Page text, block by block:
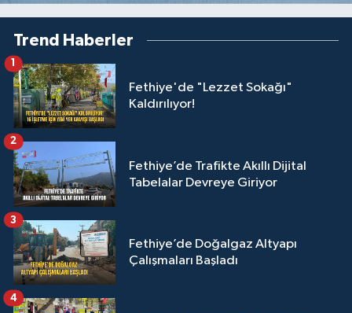
Trend Haberler
Fethiye'de "Lezzet Sokağı"
Kaldırılıyor!
Fethiye’de Trafikte Akıllı Dijital
Tabelalar Devreye Giriyor
2
Fethiye’de Doğalgaz Altyapı
Çalışmaları Başladı
3
4